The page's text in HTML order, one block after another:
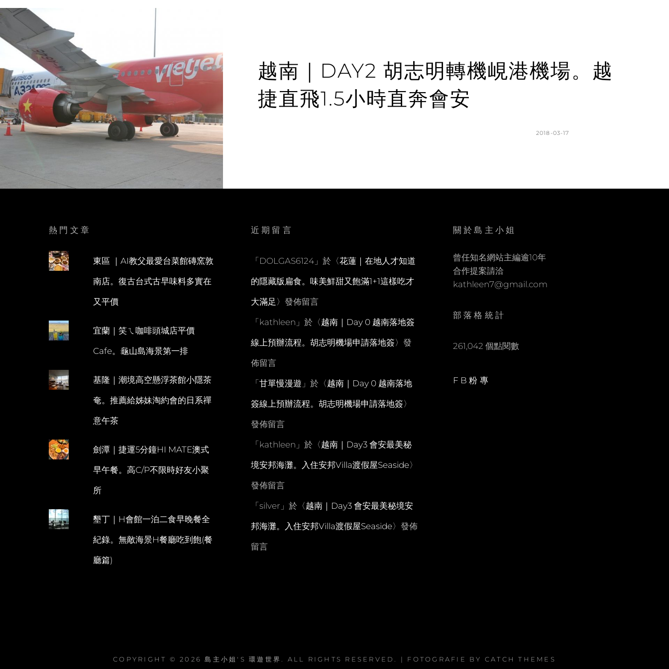
越南｜DAY2 胡志明轉機峴港機場。越
捷直飛1.5小時直奔會安
POSTED
2018-03-17
M
熱門文章
東區 ｜AI教父最愛台菜館磚窯敦
南店。復古台式古早味料多實在
又平價
宜蘭｜笑ㄟ咖啡頭城店平價
Cafe。龜山島海景第一排
基隆｜潮境高空懸浮茶館小隱茶
奄。推薦給姊妹淘約會的日系禪
意午茶
劍潭｜捷運5分鐘HI MATE澳式
早午餐。高C/P不限時好友小聚
所
墾丁｜H會館一泊二食早晚餐全
紀錄。無敵海景H餐廳吃到飽(餐
廳篇)
近期留言
「 DOLGAS6124」於〈花蓮｜在地人才知道
的隱藏版扁食。味美鮮甜又飽滿1+1這樣吃才
大滿足 〉發佈留言
「 kathleen 」於〈越南｜Day 0 越南落地簽
線上預辦流程。胡志明機場申請落地簽〉發
佈留言
「 甘單慢漫遊 」於〈越南｜Day 0 越南落地
簽線上預辦流程。胡志明機場申請落地簽〉
發佈留言
「 kathleen 」於〈越南｜Day3 會安最美秘
境安邦海灘。入住安邦Villa渡假屋Seaside〉
發佈留言
「 silver 」於〈越南｜Day3 會安最美秘境安
邦海灘。入住安邦Villa渡假屋Seaside〉發佈
留言
關於島主小姐
曾任知名網站主編逾10年
合作提案請洽
kathleen7@gmail.com
部落格統計
261,042 個點閱數
FB粉專
COPYRIGHT © 2026島主小姐'S 環遊世界 . ALL RIGHTS RESERVED. | FOTOGRAFIE BY CATCH THEMES